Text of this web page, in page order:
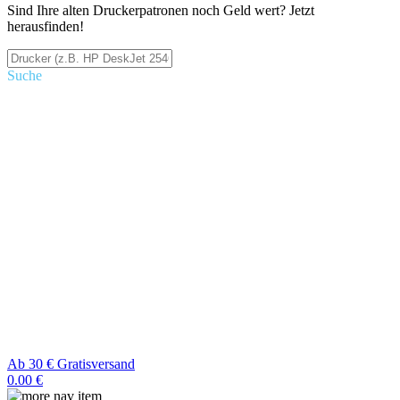
Sind Ihre alten Druckerpatronen noch Geld wert? Jetzt
herausfinden!
Suche
Ab 30 € Gratisversand
0.00 €